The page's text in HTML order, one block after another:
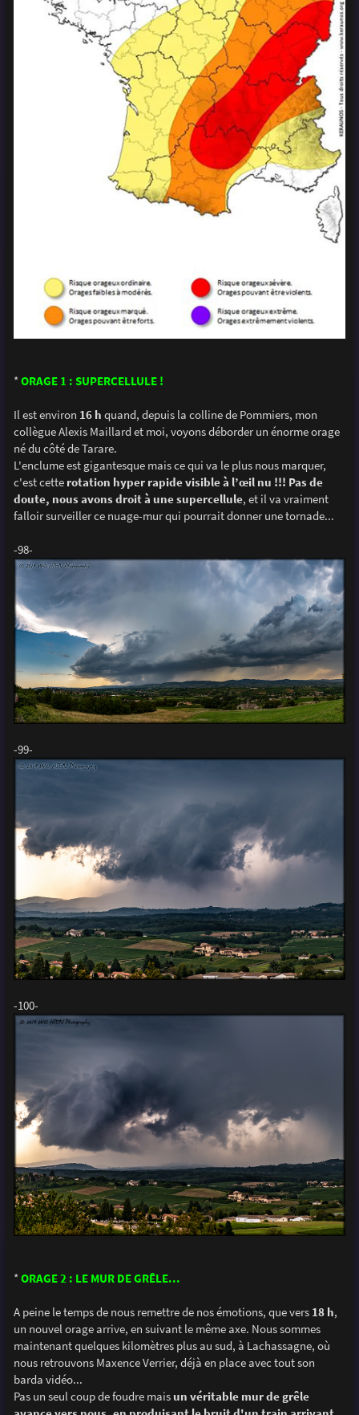
*ORAGE 1 : SUPERCELLULE !
Il est environ 16 h quand, depuis la colline de Pommiers, mon
collègue Alexis Maillard et moi, voyons déborder un énorme orage
né du côté de Tarare.
L'enclume est gigantesque mais ce qui va le plus nous marquer,
c'est cette rotation hyper rapide visible à l’œil nu !!! Pas de
doute, nous avons droit à une supercellule, et il va vraiment
falloir surveiller ce nuage-mur qui pourrait donner une tornade...
-98-
-99-
-100-
*ORAGE 2 : LE MUR DE GRÊLE...
A peine le temps de nous remettre de nos émotions, que vers 18 h,
un nouvel orage arrive, en suivant le même axe. Nous sommes
maintenant quelques kilomètres plus au sud, à Lachassagne, où
nous retrouvons Maxence Verrier, déjà en place avec tout son
barda vidéo...
Pas un seul coup de foudre mais un véritable mur de grêle